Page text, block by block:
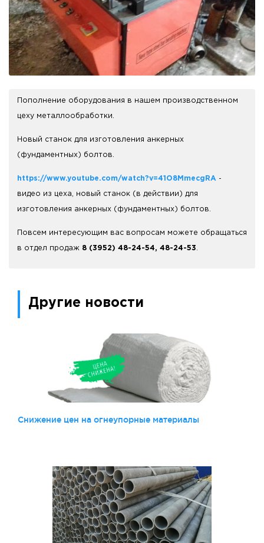
Пополнение оборудования в нашем производственном
цеху металлообработки.
Новый станок для изготовления анкерных
(фундаментных) болтов.
https://www.youtube.com/watch?v=41O8MmecgRA -
видео из цеха, новый станок (в действии) для
изготовления анкерных (фундаментных) болтов.
Повсем интересующим вас вопросам можете обращаться
в отдел продаж 8 (3952) 48-24-54, 48-24-53
Другие новости
Снижение цен на огнеупорные материалы